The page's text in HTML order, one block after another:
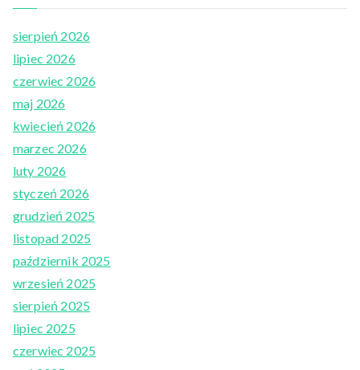
sierpień 2026
lipiec 2026
czerwiec 2026
maj 2026
kwiecień 2026
marzec 2026
luty 2026
styczeń 2026
grudzień 2025
listopad 2025
październik 2025
wrzesień 2025
sierpień 2025
lipiec 2025
czerwiec 2025